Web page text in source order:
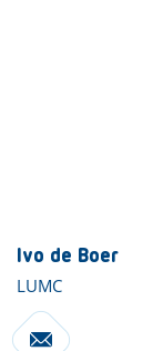
Ivo de Boer
LUMC